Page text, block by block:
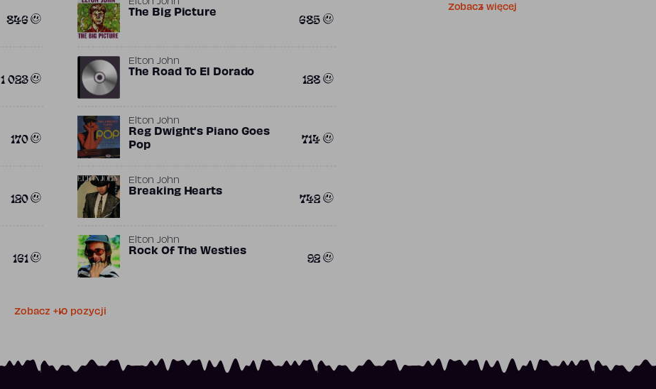
846
Elton John
The Big Picture 685
1 023
Elton John
The Road To El Dorado 128
170
Elton John
Reg Dwight's Piano Goes
Pop
714
120
Elton John
Breaking Hearts 742
161
Elton John
Rock Of The Westies 92
Zobacz +10 pozycji
Zobacz więcej